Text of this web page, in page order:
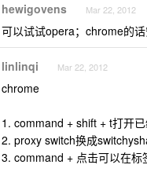
hewigovens Mar 22, 2012
可以试试opera；chrome的
linlinqi Mar 22, 2012
chrome
1. command + shift + t打开
2. proxy switch换成
3. command + 点击可以在标